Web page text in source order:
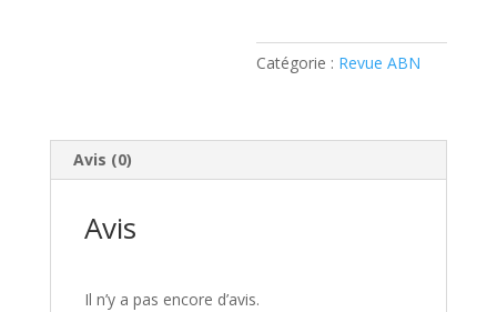
Catégorie : Revue ABN
Avis (0)
Avis
Il n’y a pas encore d’avis.